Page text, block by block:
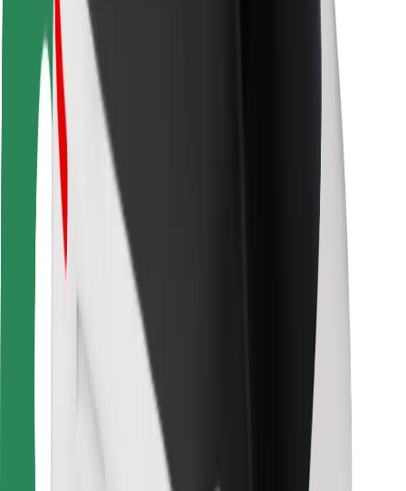
Seguridad para usuarios
Seguridad para conductores
Seguridad para patinetes
Safety Lab
Ciudades
Dónde estamos
Soluciones para las ciudades
Aeropuertos
Estaciones de carga de Bolt
Para usuarios
Para conductores
Para repartidores
Para propietarios de flota